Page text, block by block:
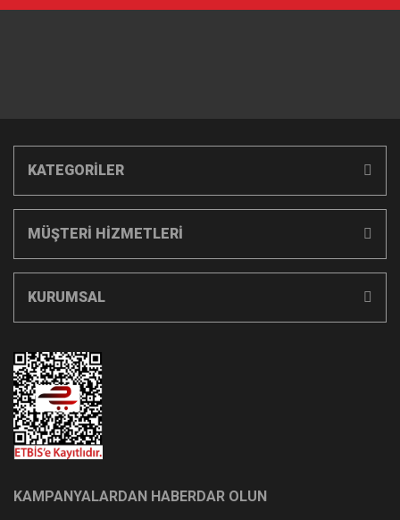
KATEGORİLER
MÜŞTERİ HİZMETLERİ
KURUMSAL
KAMPANYALARDAN HABERDAR OLUN